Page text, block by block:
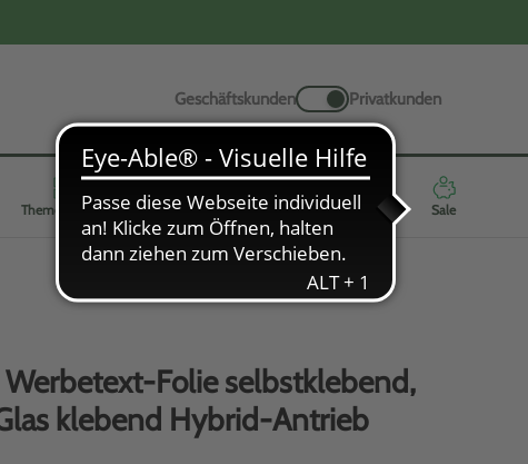
Geschäftskunden Privatkunden
Themenwelten Werbeartikel Neuheiten Highlights Sale
Folie selbstklebend,
klebend Hybrid-Antrieb